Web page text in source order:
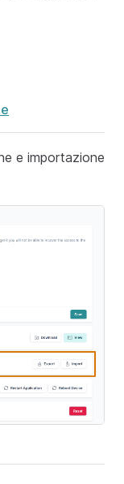
e importazione